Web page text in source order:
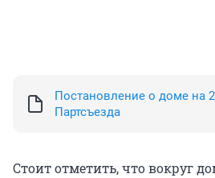
Постановление о доме на
Партсъезда
Стоит отметить, что вокруг